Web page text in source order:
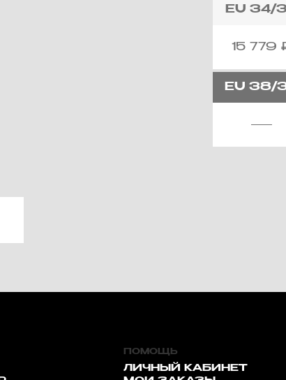
EU 34/
15 779
EU 38/
ПОМОЩЬ
ЛИЧНЫЙ КАБИНЕТ